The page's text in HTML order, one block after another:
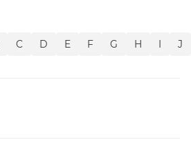
C D E F G H I J